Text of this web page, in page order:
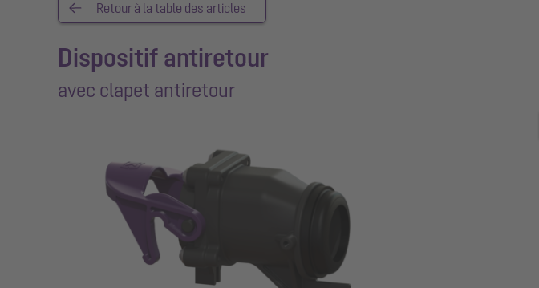
Retour à la table des articles
Dispositif antiretour
avec clapet antiretour